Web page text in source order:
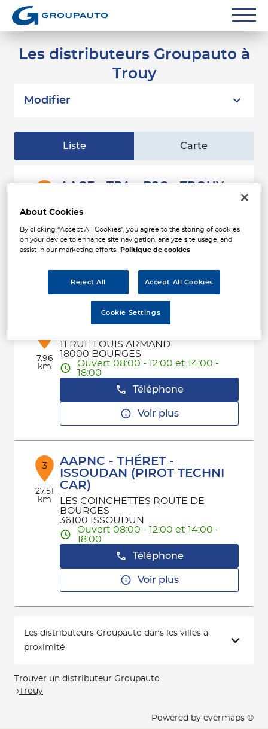
Carrossiers
Particuliers
Les distributeurs Groupauto à
Trouy
Modifier
Liste Carte
3.1 km
AAGE - TPA - B2C - TROUY
GIVRAY
Ouvert 08:00 - 12:00 et 14:00 -
17:15
Voir plus
7.96
km
11 RUE LOUIS ARMAND
18000 BOURGES
Ouvert 08:00 - 12:00 et 14:00 -
18:00
Téléphone
Voir plus
3
27.51
km
AAPNC - THÉRET -
ISSOUDAN (PIROT TECHNI
CAR)
LES COINCHETTES ROUTE DE
BOURGES
36100 ISSOUDUN
Ouvert 08:00 - 12:00 et 14:00 -
18:00
Téléphone
Voir plus
Les distributeurs Groupauto dans les villes à
proximité
Trouver un distributeur Groupauto
Trouy
Powered by evermaps ©
About Cookies
By clicking “Accept All Cookies”, you agree to the storing of cookies
on your device to enhance site navigation, analyze site usage, and
assist in our marketing efforts.
Politique de cookies
Reject All Accept All Cookies
Cookie Settings